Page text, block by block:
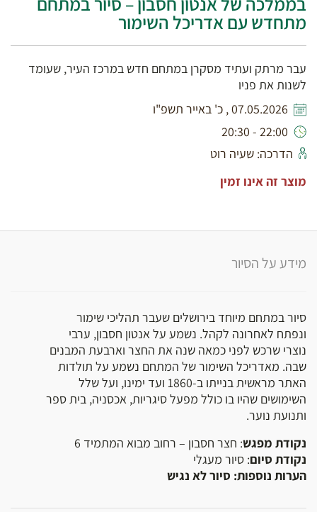
מתחדש עם אדריכל השימור
עבר מרתק ועתיד מסקרן במתחם חדש במרכז העיר, שעומד
לשנות את פניו
07.05.2026 , כ' באייר תשפ"ו
22:00 - 20:30
הדרכה: שעיה רוט
מוצר זה אינו זמין
מידע על הסיור
סיור במתחם מיוחד בירושלים שעבר תהליכי שימור
ונפתח לאחרונה לקהל. נשמע על אנטון חסבון, ערבי
נוצרי שרכש לפני כמאה שנה את החצר וארבעת המבנים
שבה. מאדריכל השימור של המתחם נשמע על תולדות
האתר מראשית בנייתו ב-1860 ועד ימינו, ועל שלל
השימושים שהיו בו כולל מפעל סיגריות, אכסניה, בית ספר
ותנועת נוער.
נקודת מפגש: חצר חסבון – רחוב מבוא המתמיד 6
נקודת סיום: סיור מעגלי
הערות נוספות: סיור לא נגיש